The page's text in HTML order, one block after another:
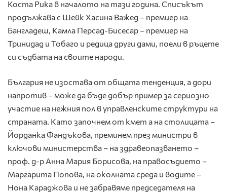
Коста Рика в началото на тази година. Списъкът
продължава с Шейк Хасина Важед – премиер на
Бангладеш, Камла Персад-Бисесар – премиер на
Тринидад и Тобаго и редица други дами, поели в ръцете
си съдбата на своите народи.
България не изостава от общата тенденция, а дори
напротив – може да бъде добър пример за сериозно
участие на нежния пол в управленските структури на
страната. Като започнем от кмет a на столицата –
Йорданка Фандъкова, преминем през министри в
ключови министерства – на здравеопазването –
проф. д-р Анна Мария Борисова, на правосъдието –
Маргарита Попова, на околната среда и водите –
Нона Караджова и не забравяме председателя на